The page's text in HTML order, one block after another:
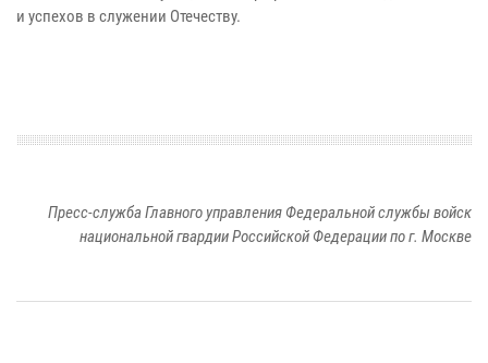
и успехов в служении Отечеству.
Пресс-служба Главного управления Федеральной службы войск
национальной гвардии Российской Федерации по г. Москве